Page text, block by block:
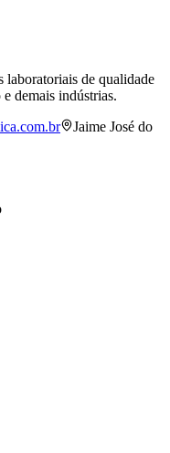
laboratoriais de qualidade
demais indústrias.
Jaime José do